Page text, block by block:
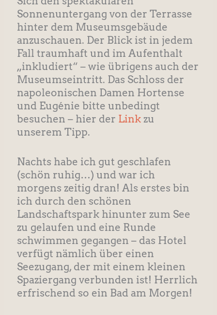
Sonnenuntergang von der Terrasse
hinter dem Museumsgebäude
anzuschauen. Der Blick ist in jedem
Fall traumhaft und im Aufenthalt
„inkludiert“ – wie übrigens auch der
Museumseintritt. Das Schloss der
napoleonischen Damen Hortense
und Eugénie bitte unbedingt
besuchen – hier der Linkzu
unserem Tipp.
Nachts habe ich gut geschlafen
(schön ruhig…) und war ich
morgens zeitig dran! Als erstes bin
ich durch den schönen
Landschaftspark hinunter zum See
zu gelaufen und eine Runde
schwimmen gegangen – das Hotel
verfügt nämlich über einen
Seezugang, der mit einem kleinen
Spaziergang verbunden ist! Herrlich
erfrischend so ein Bad am Morgen!